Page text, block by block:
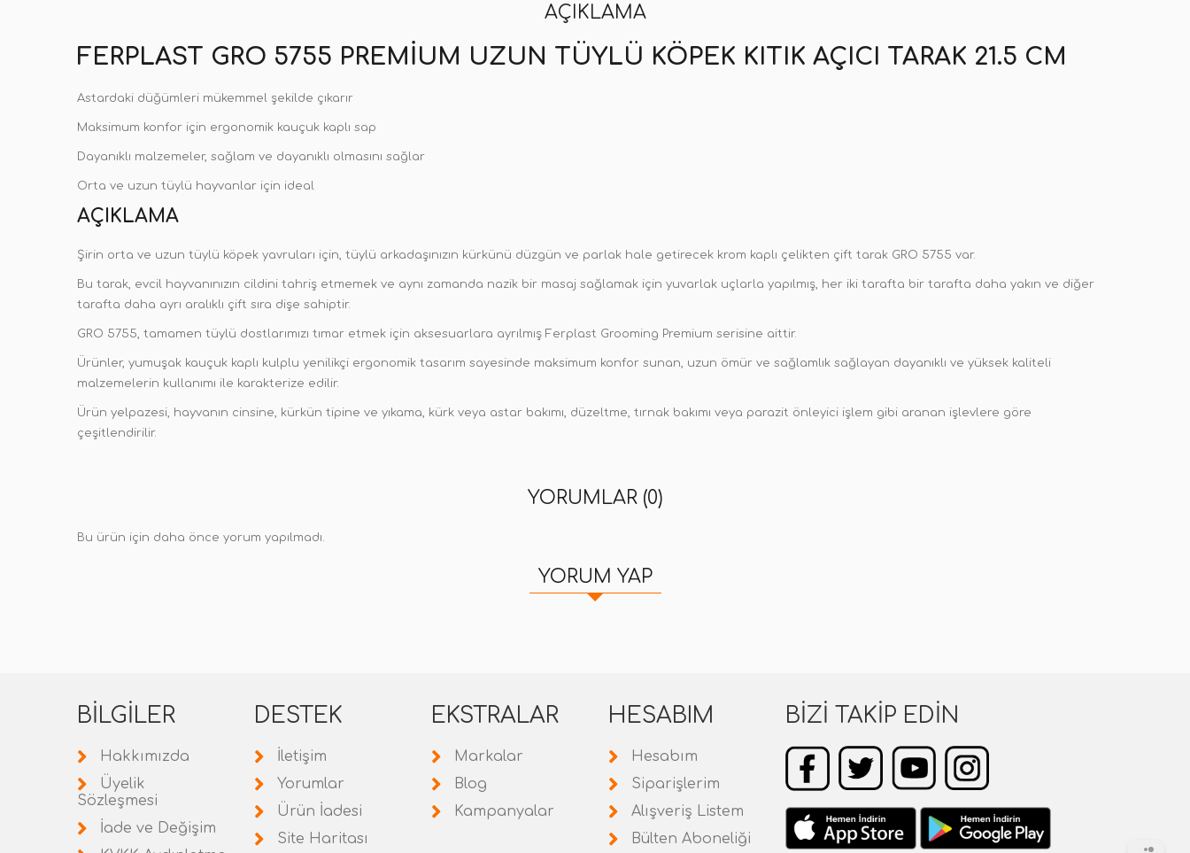
AÇIKLAMA
FERPLAST GRO 5755 PREMIUM UZUN TÜYLÜ KÖPEK KITIK AÇICI TARAK 21.5 CM
Astardaki düğümleri mükemmel şekilde çıkarır
Maksimum konfor için ergonomik kauçuk kaplı sap
Dayanıklı malzemeler, sağlam ve dayanıklı olmasını sağlar
Orta ve uzun tüylü hayvanlar için ideal
AÇIKLAMA
Şirin orta ve uzun tüylü köpek yavruları için, tüylü arkadaşınızın kürkünü düzgün ve parlak hale getirecek krom kaplı çelikten çift tarak GRO 5755 var.
Bu tarak, evcil hayvanınızın cildini tahriş etmemek ve aynı zamanda nazik bir masaj sağlamak için yuvarlak uçlarla yapılmış, her iki tarafta bir tarafta daha yakın ve diğer
tarafta daha ayrı aralıklı çift sıra dişe sahiptir.
GRO 5755, tamamen tüylü dostlarımızı tımar etmek için aksesuarlara ayrılmış Ferplast Grooming Premium serisine aittir.
Ürünler, yumuşak kauçuk kaplı kulplu yenilikçi ergonomik tasarım sayesinde maksimum konfor sunan, uzun ömür ve sağlamlık sağlayan dayanıklı ve yüksek kaliteli
malzemelerin kullanımı ile karakterize edilir.
Ürün yelpazesi, hayvanın cinsine, kürkün tipine ve yıkama, kürk veya astar bakımı, düzeltme, tırnak bakımı veya parazit önleyici işlem gibi aranan işlevlere göre
çeşitlendirilir.
YORUMLAR (0)
Bu ürün için daha önce yorum yapılmadı.
YORUM YAP
BILGILER
Hakkımızda
Üyelik
Sözleşmesi
İade ve Değişim
DESTEK
İletişim
Yorumlar
Ürün İadesi
Site Haritası
EKSTRALAR
Markalar
Blog
Kampanyalar
HESABIM
Hesabım
Siparişlerim
Alışveriş Listem
Bülten Aboneliği
BIZI TAKIP EDIN